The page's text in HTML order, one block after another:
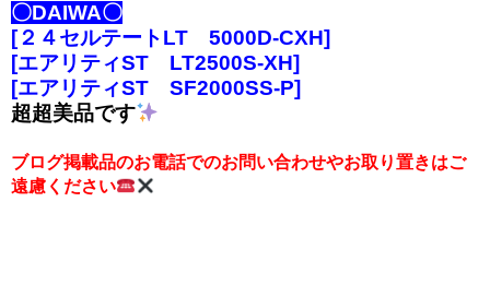
〇DAIWA〇
[２４セルテートLT 5000D-CXH]
[エアリティST LT2500S-XH]
[エアリティST SF2000SS-P]
超超美品です
ブログ掲載品のお電話でのお問い合わせやお取り置きはご
遠慮ください